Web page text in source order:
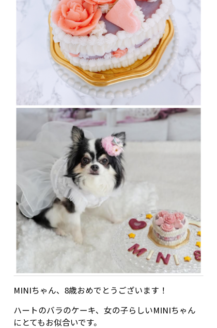
MINIちゃん、8歳おめでとうございます！
ハートのバラのケーキ、女の子らしいMINIちゃん
にとてもお似合いです。